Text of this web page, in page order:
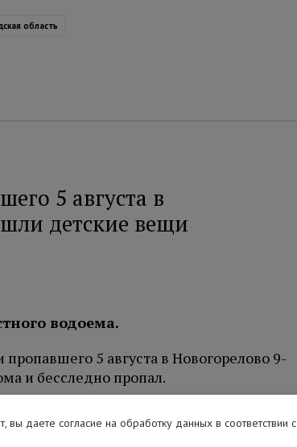
область
5 августа в
детские вещи
водоема.
5 августа в Новогорелово 9-
и бесследно пропал.
мальчику, пока неизвестно.
вы даете согласие на обработку данных в соответствии с